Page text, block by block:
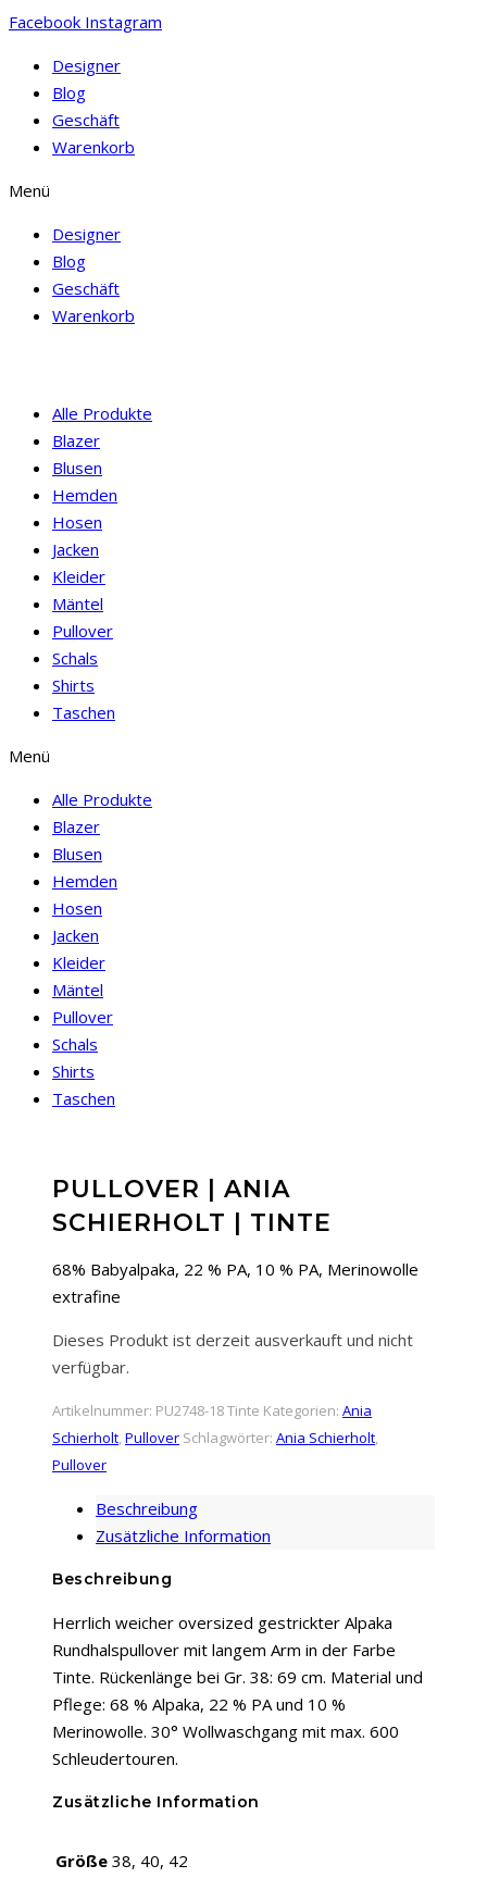
Facebook Instagram
Designer
Blog
Geschäft
Warenkorb
Menü
Designer
Blog
Geschäft
Warenkorb
Alle Produkte
Blazer
Blusen
Hemden
Hosen
Jacken
Kleider
Mäntel
Pullover
Schals
Shirts
Taschen
Menü
Alle Produkte
Blazer
Blusen
Hemden
Hosen
Jacken
Kleider
Mäntel
Pullover
Schals
Shirts
Taschen
PULLOVER | ANIA
SCHIERHOLT | TINTE
68% Babyalpaka, 22 % PA, 10 % PA, Merinowolle
extrafine
Dieses Produkt ist derzeit ausverkauft und nicht
verfügbar.
Artikelnummer: PU2748-18 Tinte Kategorien: Ania
Schierholt,Pullover Schlagwörter: Ania Schierholt,
Pullover
Beschreibung
Zusätzliche Information
Beschreibung
Herrlich weicher oversized gestrickter Alpaka
Rundhalspullover mit langem Arm in der Farbe
Tinte. Rückenlänge bei Gr. 38: 69 cm. Material und
Pflege: 68 % Alpaka, 22 % PA und 10 %
Merinowolle. 30° Wollwaschgang mit max. 600
Schleudertouren.
Zusätzliche Information
Größe 38, 40, 42